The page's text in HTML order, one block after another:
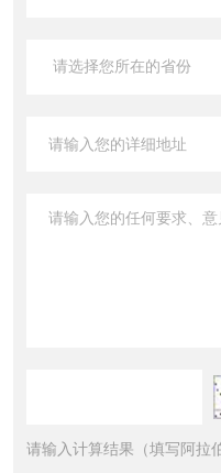
请输入计算结果（填写阿拉